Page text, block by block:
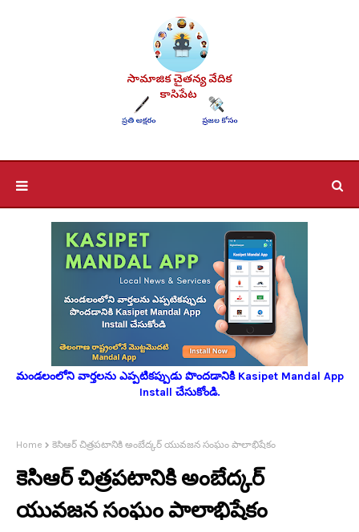
మండలంలోని వార్తలను ఎప్పటికప్పుడు పొందడానికి Kasipet Mandal App
Install చేసుకోండి.
Home కెసిఆర్ చిత్రపటానికి అంబేద్కర్ యువజన సంఘం పాలాభిషేకం
కెసిఆర్ చిత్రపటానికి అంబేద్కర్
యువజన సంఘం పాలాభిషేకం